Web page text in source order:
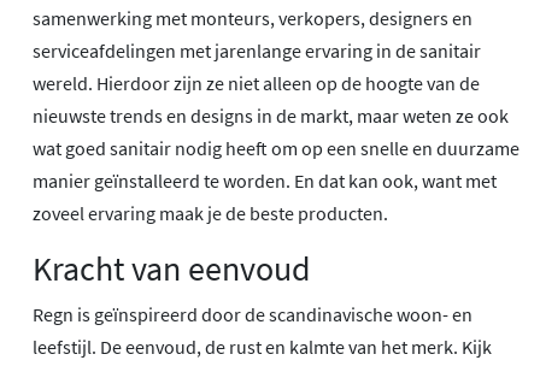
samenwerking met monteurs, verkopers, designers en
serviceafdelingen met jarenlange ervaring in de sanitair
wereld. Hierdoor zijn ze niet alleen op de hoogte van de
nieuwste trends en designs in de markt, maar weten ze ook
wat goed sanitair nodig heeft om op een snelle en duurzame
manier geïnstalleerd te worden. En dat kan ook, want met
zoveel ervaring maak je de beste producten.
Kracht van eenvoud
Regn is geïnspireerd door de scandinavische woon- en
leefstijl. De eenvoud, de rust en kalmte van het merk. Kijk